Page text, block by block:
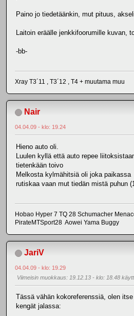
Paino jo tiedetäänkin, mut pituus,
Laitoin eräälle jenkkifoorumille kuvan,
-bb-
Xray T3´11 , T3´12 , T4 + muutama muu
Nair
04.04.09 - klo: 19.24
Hieno auto oli.
Luulen kyllä että auto repee
tietenkään toivo
Melkosta kylmähitsiä oli joka paikassa
rutiskaa vaan mut tiedän mistä puhun
Hobao Hyper 7 TQ 28 Schumacher
PirateMTSport28 Aowei Yama Buggy
JariV
04.04.09 - klo: 19.29
Viimeisin muokkaus: 19.12.13 - klo: 18.48
Tässä vähän kokoreferenssiä, olen
kengät jalassa: